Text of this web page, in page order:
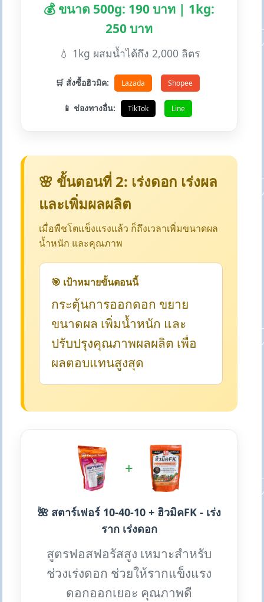
💰 ขนาด 500g: 190 บาท | 1kg:
250 บาท
💧 1kg ผสมน้ำได้ถึง 2,000 ลิตร
🛒 สั่งซื้อฮิวมิค: Lazada Shopee
📱 ช่องทางอื่น: TikTok Line
🌸 ขั้นตอนที่ 2: เร่งดอก เร่งผล
และเพิ่มผลผลิต
เมื่อพืชโตแข็งแรงแล้ว ก็ถึงเวลาเพิ่มขนาดผล
น้ำหนัก และคุณภาพ
🎯 เป้าหมายขั้นตอนนี้
กระตุ้นการออกดอก ขยาย
ขนาดผล เพิ่มน้ำหนัก และ
ปรับปรุงคุณภาพผลผลิต เพื่อ
ผลตอบแทนสูงสุด
+
🌺 สตาร์เฟอร์ 10-40-10 + ฮิวมิคFK - เร่ง
ราก เร่งดอก
สูตรฟอสฟอรัสสูง เหมาะสำหรับ
ช่วงเร่งดอก ช่วยให้รากแข็งแรง
ดอกออกเยอะ คุณภาพดี